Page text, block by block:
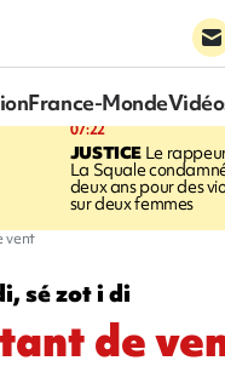
France-Monde
07:22
JUSTICE Le
La Squale
deux ans pour des
sur deux femmes
vent
sé zot i di
de